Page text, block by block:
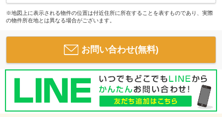
※地図上に表示される物件の位置は付近住所に所在することを表すものであり、実際
の物件所在地とは異なる場合がございます。
お問い合わせ(無料)